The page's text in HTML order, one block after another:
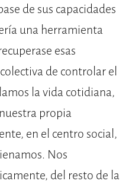
de sus capacidades
una herramienta
esas
de controlar el
la vida cotidiana,
propia
en el centro social,
Nos
del resto de la